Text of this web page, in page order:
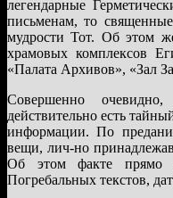
легендарные
письменам, то
мудрости Тот. Об этом
храмовых комплексов
«Палата Архивов», «Зал
Совершенно
действительно есть
информации. По
вещи, лич-но
Об этом факте прямо
Погребальных текстов,